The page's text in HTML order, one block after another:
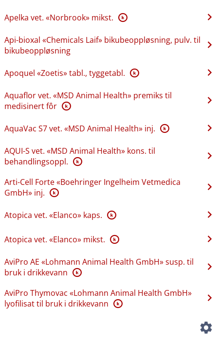
Apelka vet. «Norbrook» mikst. K
Api-bioxal «Chemicals Laif» bikubeoppløsning, pulv. til
bikubeoppløsning
Apoquel «Zoetis» tabl., tyggetabl. K
Aquaflor vet. «MSD Animal Health» premiks til
medisinert fôr K
AquaVac S7 vet. «MSD Animal Health» inj. K
AQUI-S vet. «MSD Animal Health» kons. til
behandlingsoppl. K
Arti-Cell Forte «Boehringer Ingelheim Vetmedica
GmbH» inj. K
Atopica vet. «Elanco» kaps. K
Atopica vet. «Elanco» mikst. K
AviPro AE «Lohmann Animal Health GmbH» susp. til
bruk i drikkevann K
AviPro Thymovac «Lohmann Animal Health GmbH»
lyofilisat til bruk i drikkevann K